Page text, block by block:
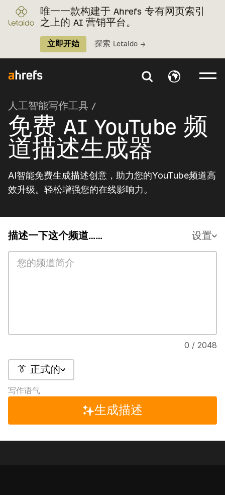
唯一一款构建于 Ahrefs 专有网页索引
之上的 AI 营销平台。
立即开始 探索 Letaido →
人工智能写作工具 /
免费 AI YouTube 频
道描述生成器
AI智能免费生成描述创意，助力您的YouTube频道高
效升级。轻松增强您的在线影响力。
描述一下这个频道…… 设置
0 / 2048
👔 正式的
写作语气
生成描述